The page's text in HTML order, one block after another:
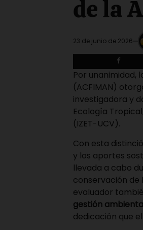
de la
23 de junio de 2026
Por unanimidad,
(ACFIMAN)
investigadora y
Ecología
(IZET-UCV).
Con esta
y los aportes
llevada a cabo
conservación de
evaluador
gestión
dedicación que